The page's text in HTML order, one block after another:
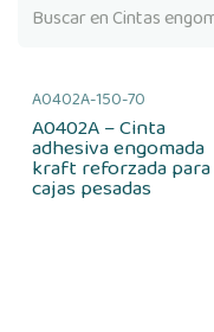
A0402A-150-70
A0402A – Cinta
adhesiva engomada
kraft reforzada para
cajas pesadas